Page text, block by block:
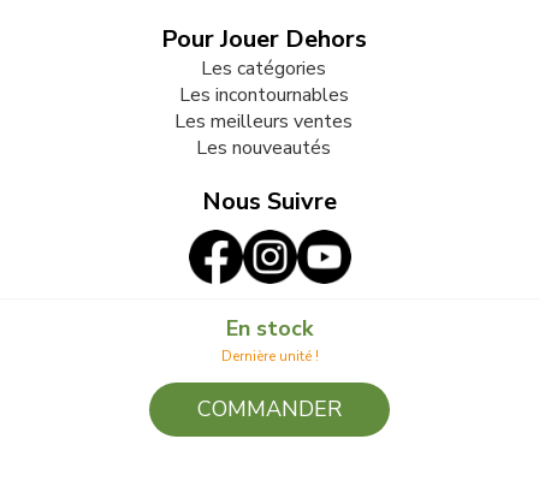
En stock
Dernière unité !
COMMANDER
Pour Jouer Dehors
Les catégories
Les incontournables
Les meilleurs ventes
Les nouveautés
Nous Suivre
Nous Contacter